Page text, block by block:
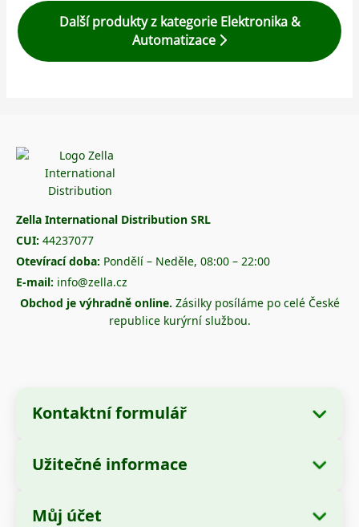
Další produkty z kategorie Elektronika &
Automatizace
Zella International Distribution SRL
CUI: 44237077
Otevírací doba: Pondělí – Neděle, 08:00 – 22:00
E-mail: info@zella.cz
Obchod je výhradně online. Zásilky posíláme po celé České
republice kurýrní službou.
Kontaktní formulář
Název společnosti:
Užitečné informace
Můj účet